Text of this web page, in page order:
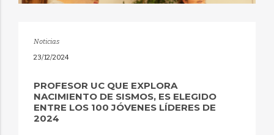
Noticias
23/12/2024
PROFESOR UC QUE EXPLORA
NACIMIENTO DE SISMOS, ES ELEGIDO
ENTRE LOS 100 JÓVENES LÍDERES DE
2024